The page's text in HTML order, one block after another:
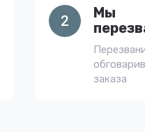
2
Мы
заказа